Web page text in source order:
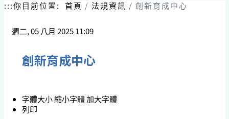
跳:::你目前位置: 首頁 法規資訊 創新育成中心
週二, 05 八月 2025 11:09
創新育成中心
字體大小縮小字體加大字體
列印